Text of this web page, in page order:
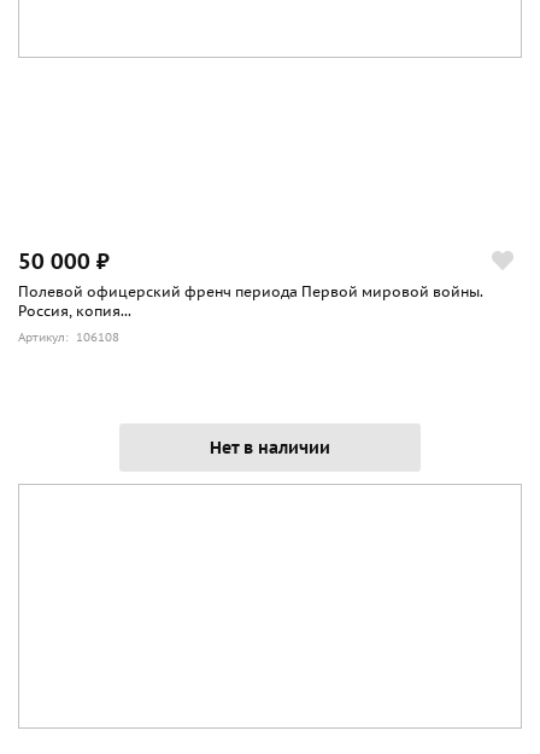
50 000 ₽
Полевой офицерский френч периода Первой мировой войны.
Россия, копия...
Артикул: 106108
Нет в наличии